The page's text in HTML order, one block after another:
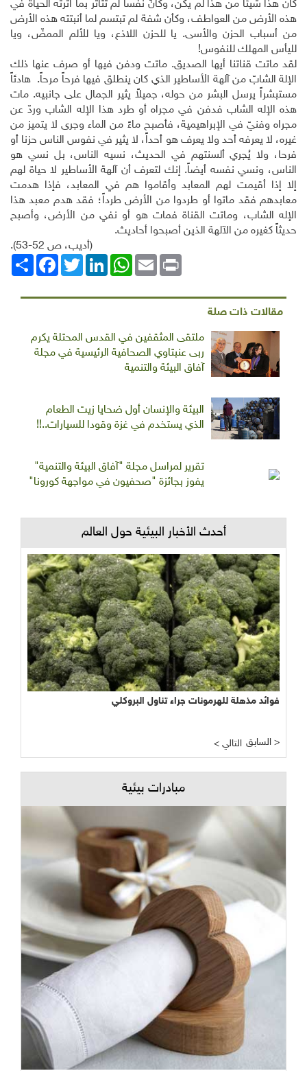
كأن هذا شيئا من هذا لم يكن، وكأنّ نفساً لم تتأثر بما أثرته الحياة في
هذه الأرض من العواطف، وكأن شفة لم تبتسم لما أنبتته هذه الأرض
من أسباب الحزن والأسى. يا للحزن اللاذع، ويا للألم الممضّ، ويا
لليأس المهلك للنفوس!
لقد ماتت قناتنا أيها الصديق. ماتت ودفن فيها أو صرف عنها ذلك
الإلة الشابّ من آلهة الأساطير الذي كان ينطلق فيها فرحاً مرحاً. هادئاً
مستبشراً يرسل البشر من حوله، جميلاً يثير الجمال على جانبيه. مات
هذه الإله الشاب فدفن في مجراه أو طرد هذا الإله الشاب وردّ عن
مجراه وفنيّ في الإبراهيمية، فأصبح ماءً من الماء وجرى لا يتميز من
غيره، لا يعرفه أحد ولا يعرف هو أحداً، لا يثير في نفوس الناس حزنا أو
فرحا، ولا يُجري ألسنتهم في الحديث، نسيه الناس، بل نسي هو
الناس، ونسي نفسه أيضاً. إنك لتعرف أن آلهة الأساطير لا حياة لهم
إلا إذا أقيمت لهم المعابد وأقاموا هم في المعابد، فإذا هدمت
معابدهم فقد ماتوا أو طردوا من الأرض طرداً؛ فقد هدم معبد هذا
الإله الشاب، وماتت القناة فمات هو أو نفي من الأرض، وأصبح
حديثاً كغيره من الآلهة الذين أصبحوا أحاديث.
(أديب، ص 52-53).
انشر
FacebookTwitterLinkedIn
WhatsAppEmail Print
مقالات ذات صلة
ملتقى المثقفين في القدس المحتلة يكرم
ربى عنبتاوي الصحافية الرئيسية في مجلة
آفاق البيئة والتنمية
البيئة والإنسان أول ضحايا زيت الطعام
الذي يستخدم في غزة وقودا للسيارات..!!
تقرير لمراسل مجلة "آفاق البيئة والتنمية"
يفوز بجائزة "صحفيون في مواجهة كورونا"
أحدث الأخبار البيئية حول العالم
فوائد مذهلة للهرمونات جراء تناول البروكلي
< التالي السابق >
مبادرات بيئية